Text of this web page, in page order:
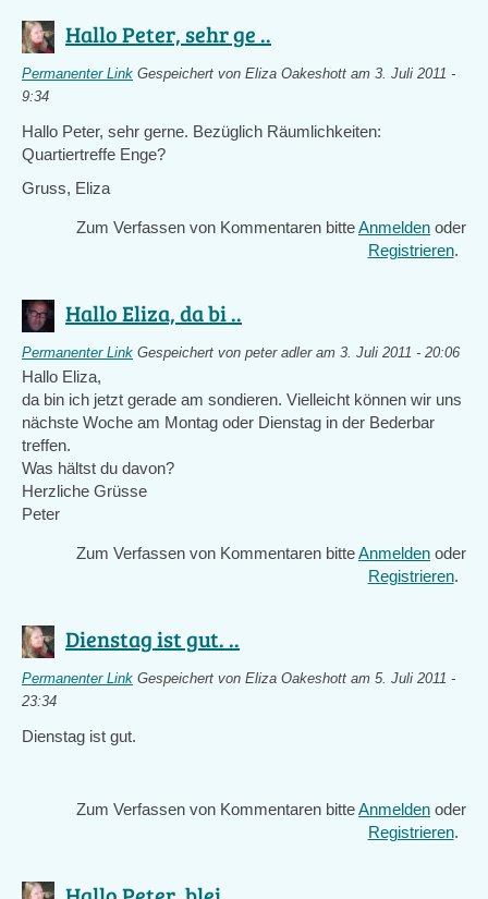
Hallo Peter, sehr ge ..
Permanenter Link Gespeichert von Eliza Oakeshott am 3. Juli 2011 -
9:34
Hallo Peter, sehr gerne. Bezüglich Räumlichkeiten:
Quartiertreffe Enge?
Gruss, Eliza
Zum Verfassen von Kommentaren bitteAnmelden oder
Registrieren.
Hallo Eliza, da bi ..
Permanenter Link Gespeichert von peter adleram 3. Juli 2011 - 20:06
Hallo Eliza,
da bin ich jetzt gerade am sondieren. Vielleicht können wir uns
nächste Woche am Montag oder Dienstag in der Bederbar
treffen.
Was hältst du davon?
Herzliche Grüsse
Peter
Zum Verfassen von Kommentaren bitteAnmelden oder
Registrieren.
Dienstag ist gut. ..
Permanenter Link Gespeichert von Eliza Oakeshott am 5. Juli 2011 -
23:34
Dienstag ist gut.
Zum Verfassen von Kommentaren bitteAnmelden oder
Registrieren.